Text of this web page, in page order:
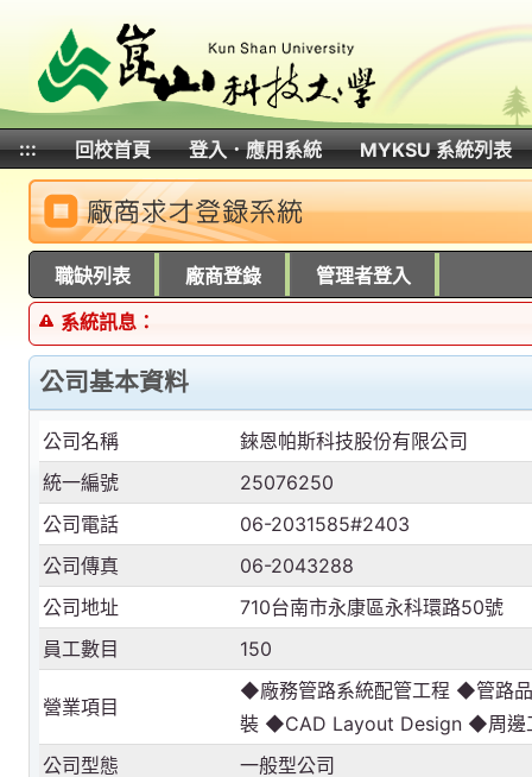
::: 回校首頁 登入．應用系統
MYKSU 系統列表
職缺列表 廠商登錄 管理者登入
系統訊息：
公司基本資料
公司名稱
錸恩帕斯科技股份有限公司
統一編號
25076250
公司電話
06-2031585#2403
公司傳真
06-2043288
公司地址
710台南市永康區永科環路50號
員工數目
150
營業項目
◆廠務管路系統配管工程 ◆管路
裝 ◆CAD Layout Design ◆周邊
公司型態
一般型公司